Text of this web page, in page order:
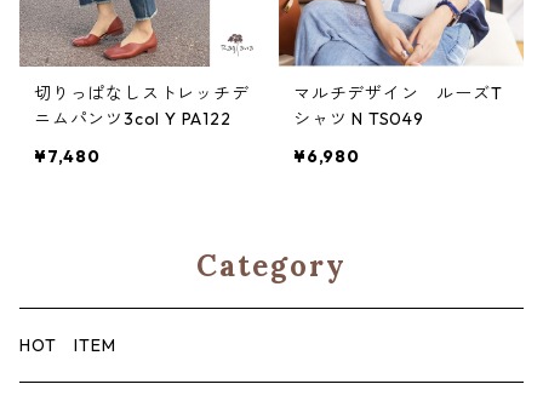
切りっぱなしストレッチデ
ニムパンツ3col Y PA122
¥7,480
マルチデザイン ルーズT
シャツ N TS049
¥6,980
Category
HOT ITEM